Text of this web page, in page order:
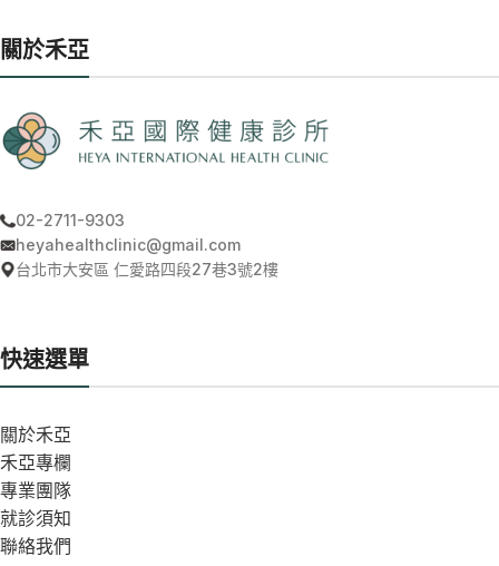
關於禾亞
02-2711-9303
heyahealthclinic@gmail.com
台北市大安區 仁愛路四段27巷3號2樓
快速選單
關於禾亞
禾亞專欄
專業團隊
就診須知
聯絡我們